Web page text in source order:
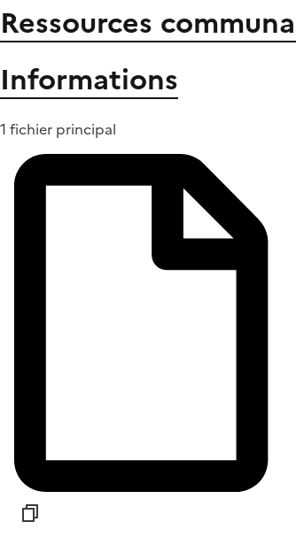
Ressources
Informations
1 fichier principal